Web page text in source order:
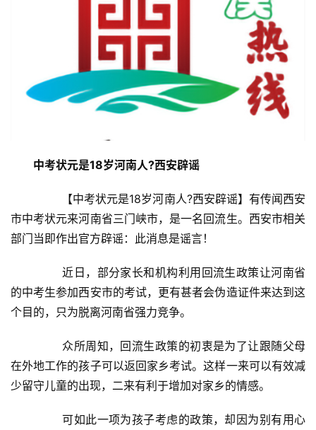
中考状元是18岁河南人?西安辟谣
市中考状元来河南省三门峡市，是一名回流生。西安市相关
部门当即作出官方辟谣：此消息是谣言！
的中考生参加西安市的考试，更有甚者会伪造证件来达到这
个目的，只为脱离河南省强力竞争。
在外地工作的孩子可以返回家乡考试。这样一来可以有效减
少留守儿童的出现，二来有利于增加对家乡的情感。